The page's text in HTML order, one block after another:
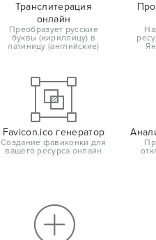
Транслитерация
онлайн
Преобразует русские
буквы (кириллицу) в
латиницу (английские)
Favicon.ico генератор
Создание фавиконки для
вашего ресурса онлайн